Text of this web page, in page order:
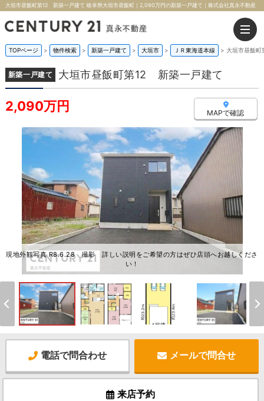
大垣市昼飯町第12 新築一戸建て 岐阜県大垣市昼飯町｜2,090万円の新築一戸建て｜株式会社真永不動産
TOPページ > 物件検索 > 新築一戸建て > 大垣市 > ＪＲ東海道本線 > 大垣市昼飯
新築一戸建て 大垣市昼飯町第12 新築一戸建て
2,090万円 MAPで確認
現地外観写真 R8.6.28 撮影 詳しい説明をご希望の方はぜひ店頭へお越しくださ
い！
電話で問合わせ メールで問合せ
来店予約